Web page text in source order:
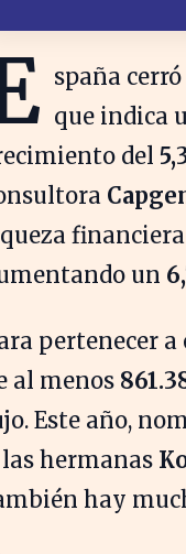
spaña
que indica
del
un
pertenecer
al menos
Este año,
hermanas
hay